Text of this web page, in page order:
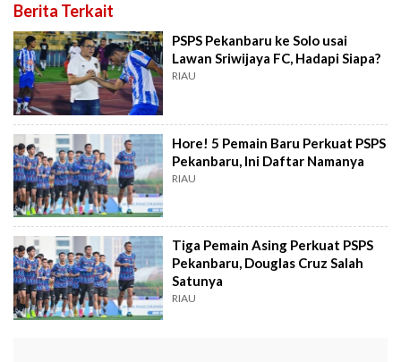
Berita Terkait
PSPS Pekanbaru ke Solo usai
Lawan Sriwijaya FC, Hadapi Siapa?
RIAU
Hore! 5 Pemain Baru Perkuat PSPS
Pekanbaru, Ini Daftar Namanya
RIAU
Tiga Pemain Asing Perkuat PSPS
Pekanbaru, Douglas Cruz Salah
Satunya
RIAU